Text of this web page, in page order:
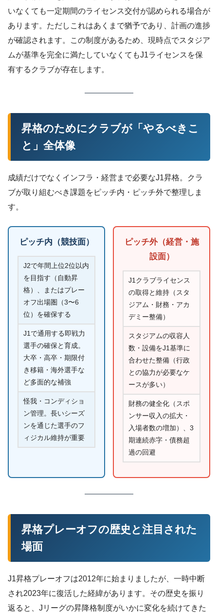
いなくても一定期間のライセンス交付が認められる場合が
あります。ただしこれはあくまで猶予であり、計画の進捗
が確認されます。この制度があるため、現時点でスタジア
ムが基準を完全に満たしていなくてもJ1ライセンスを保
有するクラブが存在します。
昇格のためにクラブが「やるべきこ
と」全体像
成績だけでなくインフラ・経営まで必要なJ1昇格。クラ
ブが取り組むべき課題をピッチ内・ピッチ外で整理しま
す。
ピッチ内（競技面）
J2で年間上位2位以内
を目指す（自動昇
格）、またはプレー
オフ出場圏（3〜6
位）を確保する
J1で通用する即戦力
選手の確保と育成。
大卒・高卒・期限付
き移籍・海外選手な
ど多面的な補強
怪我・コンディショ
ン管理。長いシーズ
ンを通じた選手のフ
ィジカル維持が重要
ピッチ外（経営・施
設面）
J1クラブライセンス
の取得と維持（スタ
ジアム・財務・アカ
デミー整備）
スタジアムの収容人
数・設備をJ1基準に
合わせた整備（行政
との協力が必要なケ
ースが多い）
財務の健全化（スポ
ンサー収入の拡大・
入場者数の増加）、3
期連続赤字・債務超
過の回避
昇格プレーオフの歴史と注目された
場面
J1昇格プレーオフは2012年に始まりましたが、一時中断
され2023年に復活した経緯があります。その歴史を振り
返ると、Jリーグの昇降格制度がいかに変化を続けてきた